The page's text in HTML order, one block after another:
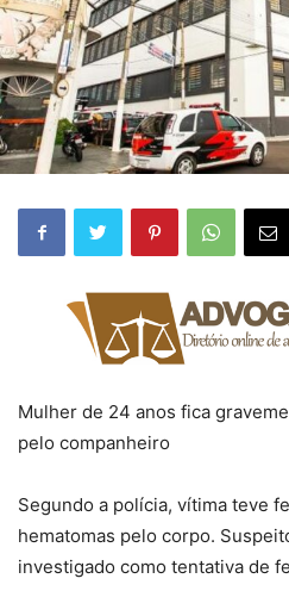
Mulher de 24 anos fica
pelo companheiro
Segundo a polícia, vítima teve
hematomas pelo corpo.
investigado como tentativa de